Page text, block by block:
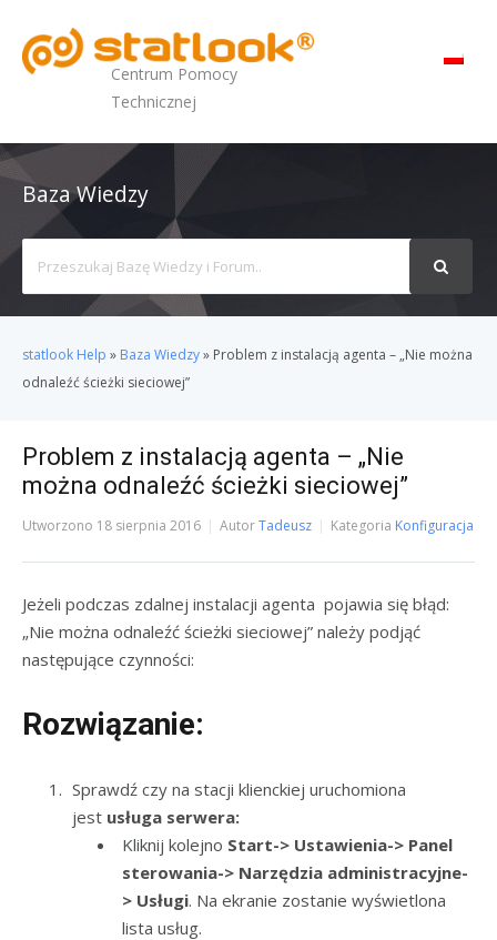
Centrum Pomocy
Technicznej
Baza Wiedzy
For
statlook Help » Baza Wiedzy» Problem z instalacją agenta – „Nie można
odnaleźć ścieżki sieciowej”
Problem z instalacją agenta – „Nie
można odnaleźć ścieżki sieciowej”
Utworzono 18 sierpnia 2016 AutorTadeusz Kategoria Konfiguracja
Jeżeli podczas zdalnej instalacji agenta pojawia się błąd:
„Nie można odnaleźć ścieżki sieciowej” należy podjąć
następujące czynności:
Rozwiązanie:
Sprawdź czy na stacji klienckiej uruchomiona
jest usługa serwera:
Kliknij kolejno Start-> Ustawienia-> Panel
sterowania-> Narzędzia administracyjne-
> Usługi. Na ekranie zostanie wyświetlona
lista usług.